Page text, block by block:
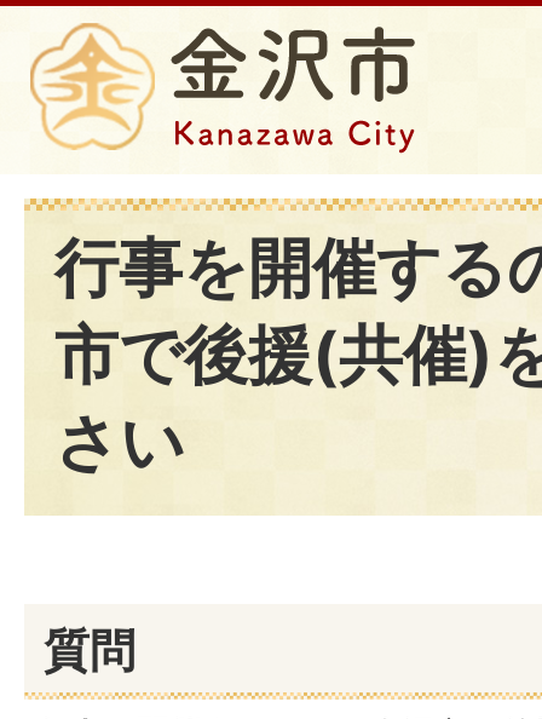
行事を開催する
市で後援(共催)
さい
質問